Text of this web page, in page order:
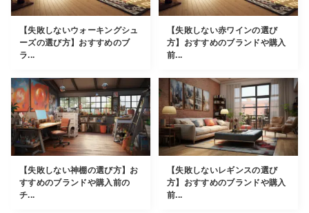
【失敗しないウォーキングシュ
ーズの選び方】おすすめのブ
ラ...
【失敗しない赤ワインの選び
方】おすすめのブランドや購入
前...
【失敗しない神棚の選び方】お
すすめのブランドや購入前の
チ...
【失敗しないレギンスの選び
方】おすすめのブランドや購入
前...